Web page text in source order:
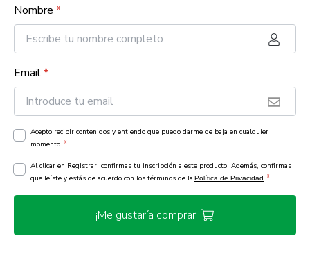
Nombre *
Email*
Acepto recibir contenidos y entiendo que puedo darme de baja en cualquier
momento. *
Al clicar en Registrar, confirmas tu inscripción a este producto. Además, confirmas
que leíste y estás de acuerdo con los términos de la Política de Privacidad *
¡Me gustaría comprar!